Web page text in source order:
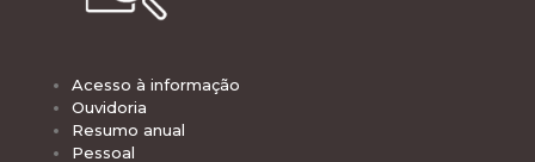
Acesso à informação
Ouvidoria
Resumo anual
Pessoal